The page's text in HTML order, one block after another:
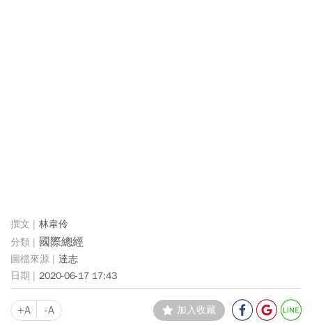
林韋伶
國際總經
達志
2020-06-17 17:43
+A -A 加入收藏